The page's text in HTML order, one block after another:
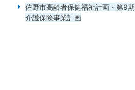
佐野市高齢者保健福祉計画・第9期
介護保険事業計画